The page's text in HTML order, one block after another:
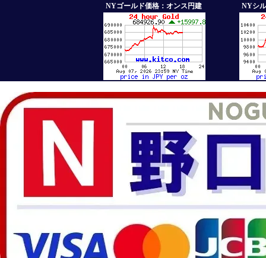
NYゴールド価格：オンス円建 NYシ